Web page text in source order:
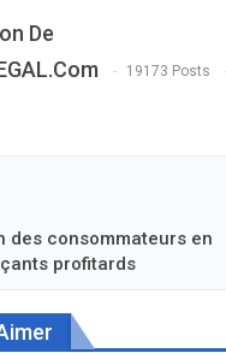
De
19173 Posts
des consommateurs en
profitards